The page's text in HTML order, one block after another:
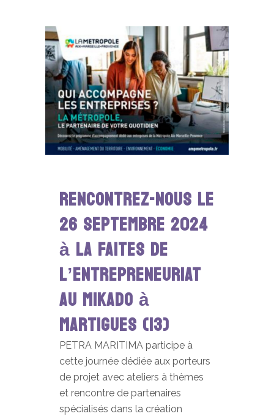
Rencontrez-nous le
26 septembre 2024
à la FAITES DE
L’ENTREPRENEURIAT
au MIKADO à
Martigues (13)
PETRA MARITIMA participe à
cette journée dédiée aux porteurs
de projet avec ateliers à thèmes
et rencontre de partenaires
spécialisés dans la création